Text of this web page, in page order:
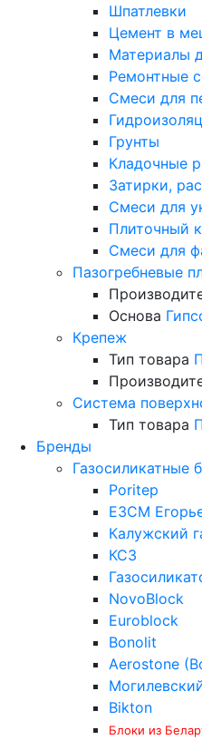
Шпатлевки
Цемент в
Материалы
Ремонтные
Смеси для
Грунты
Кладочные
Затирки,
Смеси для
Плиточный
Смеси для
Пазогребневые
Основа
Крепеж
Тип товара
Система
Тип товара
Бренды
Газосиликатные
Poritep
ЕЗСМ
Калужский
КСЗ
NovoBlock
Euroblock
Bonolit
Aerostone
Bikton
Блоки из